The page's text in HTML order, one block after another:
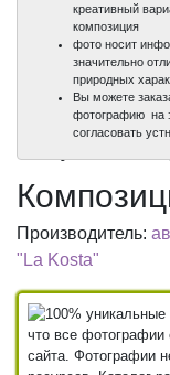
100%
100%
100%
100%
креативный
композиция
фото носит
значительно
природных
Вы можете
фотографию на
согласовать
Производитель:
"La Kosta"
что все фотографии
сайта. Фотографии